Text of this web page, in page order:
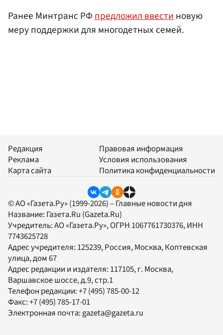
Ранее Минтранс РФпредложил ввестиновую
меру поддержки для многодетных семей.
Редакция
Реклама
Карта сайта
Правовая информация
Условия использования
Политика конфиденциальности
© АО «Газета.Ру» (1999-2026) – Главные новости дня
Название: Газета.Ru (Gazeta.Ru)
Учредитель:АО «Газета.Ру», ОГРН 1067761730376, ИНН
7743625728
Адрес учредителя: 125239, Россия, Москва, Коптевская
улица, дом 67
Адрес редакции и издателя: 117105, г. Москва,
Варшавское шоссе, д.9, стр.1
Телефон редакции:+7 (495) 785-00-12
Факс:+7 (495) 785-17-01
Электронная почта:gazeta@gazeta.ru